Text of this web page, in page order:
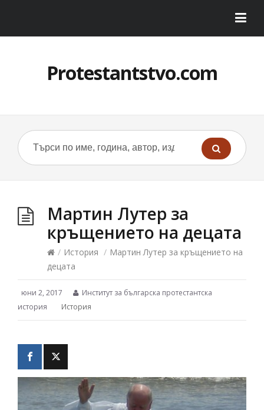
Protestantstvo.com
Мартин Лутер за
кръщението на децата
/ История / Мартин Лутер за кръщението на
децата
юни 2, 2017
Институт за българска протестантска
история
История